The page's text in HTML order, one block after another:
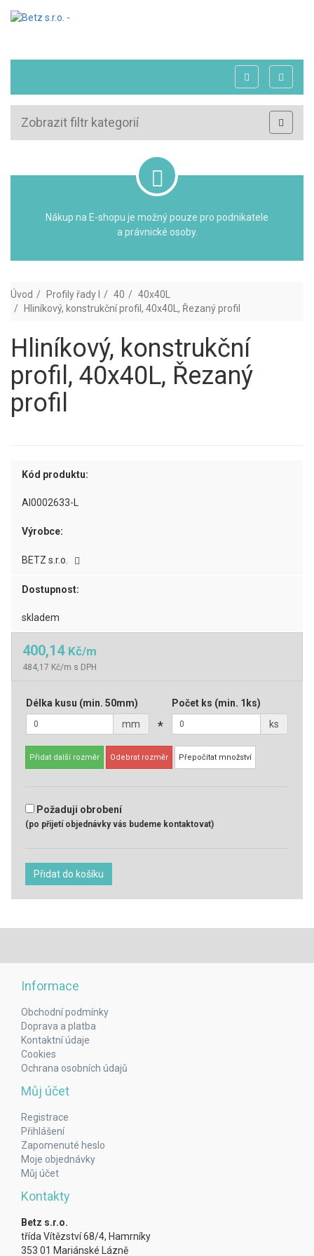
Zobrazit filtr kategorií
Nákup na E-shopu je možný pouze pro podnikatele
a právnické osoby.
Úvod Profily řady I 40
40x40L
Hliníkový, konstrukční profil, 40x40L, Řezaný profil
Hliníkový, konstrukční
profil, 40x40L, Řezaný
profil
Kód produktu:
AI0002633-L
Výrobce:
BETZ s.r.o.
Dostupnost:
skladem
400,14 Kč/m
484,17 Kč/m s DPH
Délka kusu (min. 50mm)
mm
*
Počet ks (min. 1ks)
ks
Přidat další rozměr Odebrat rozměr Přepočítat množství
Požaduji obrobení
(po přijetí objednávky vás budeme kontaktovat)
Přidat do košíku
Informace
Obchodní podmínky
Doprava a platba
Kontaktní údaje
Cookies
Ochrana osobních údajů
Můj účet
Registrace
Přihlášení
Zapomenuté heslo
Moje objednávky
Můj účet
Kontakty
Betz s.r.o.
třída Vítězství 68/4, Hamrníky
353 01 Mariánské Lázně